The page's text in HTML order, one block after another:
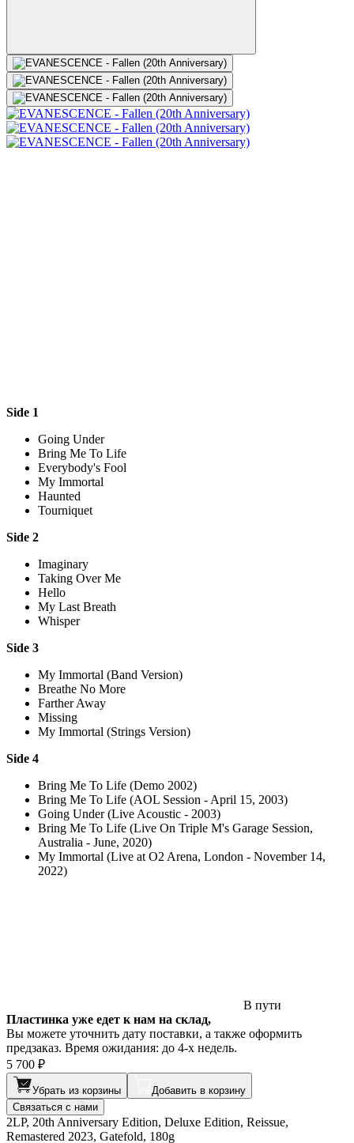
Side 1
Going Under
Bring Me To Life
Everybody's Fool
My Immortal
Haunted
Tourniquet
Side 2
Imaginary
Taking Over Me
Hello
My Last Breath
Whisper
Side 3
My Immortal (Band Version)
Breathe No More
Farther Away
Missing
My Immortal (Strings Version)
Side 4
Bring Me To Life (Demo 2002)
Bring Me To Life (AOL Session - April 15, 2003)
Going Under (Live Acoustic - 2003)
Bring Me To Life (Live On Triple M's Garage Session,
Australia - June, 2020)
My Immortal (Live at O2 Arena, London - November 14,
2022)
В пути
Пластинка уже едет к нам на склад,
Вы можете уточнить дату поставки, а также оформить
предзаказ. Время ожидания: до 4-х недель.
5 700 ₽
Убрать из корзины
Добавить в корзину
Связаться с нами
2LP, 20th Anniversary Edition, Deluxe Edition, Reissue,
Remastered 2023, Gatefold, 180g